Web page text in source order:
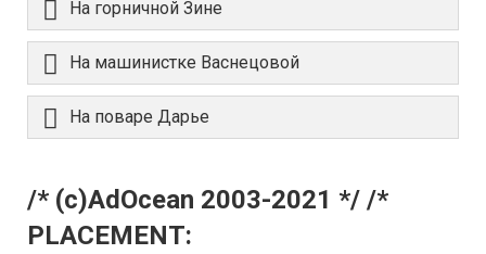
На горничной Зине
На машинистке Васнецовой
На поваре Дарье
/* (c)AdOcean 2003-2021 */ /*
PLACEMENT: